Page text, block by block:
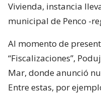
Vivienda, instancia
municipal de Penco -
Al momento de
“Fiscalizaciones”,
Mar, donde anunció
Entre estas, por